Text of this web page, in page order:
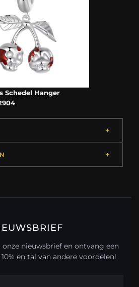
Schedel Hanger
nieuwsbrief en ontvang een
en tal van andere voordelen!